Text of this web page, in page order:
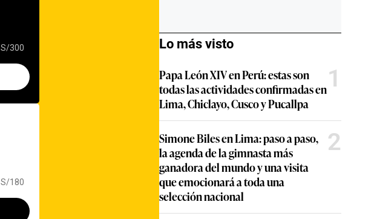
Lo más visto
Papa León XIV en Perú: estas son
todas las actividades confirmadas en
Lima, Chiclayo, Cusco y Pucallpa
1
Simone Biles en Lima: paso a paso,
la agenda de la gimnasta más
ganadora del mundo y una visita
que emocionará a toda una
selección nacional
2